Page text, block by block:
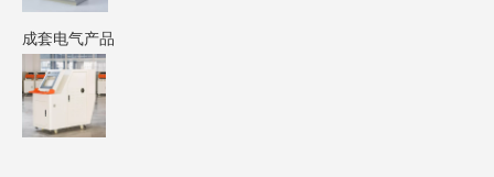
成套电气产品